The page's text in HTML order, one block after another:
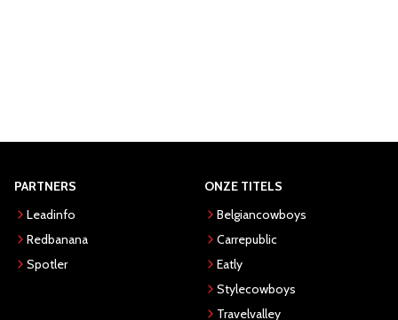
PARTNERS
Leadinfo
Redbanana
Spotler
ONZE TITELS
Belgiancowboys
Carrepublic
Eatly
Stylecowboys
Travelvalley